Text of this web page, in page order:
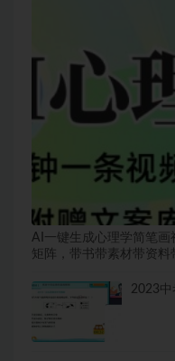
AI一键生成心理学简笔画
矩阵，带书带素材带资料
2023中